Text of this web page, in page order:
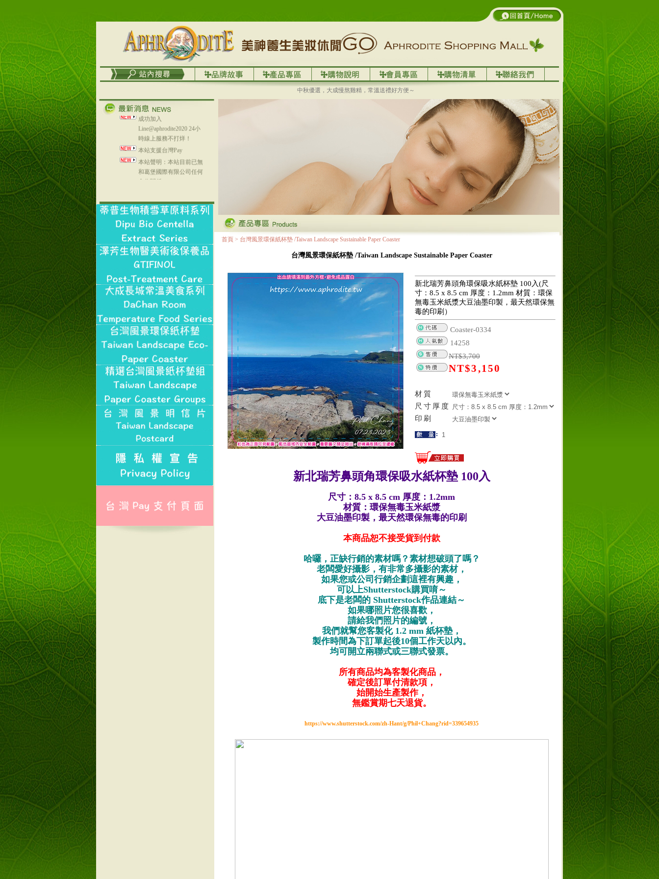
中秋優選，大成慢熬雞精，常溫送禮好方便～
列，可以郵寄至部分亞太
地區～
在外租屋者、居住處無管
理員、不方便在工作地點
取件者，歡迎多多使用
【郵局i郵箱】的服務喔～
成功加入
Line@aphrodite2020 24小
時線上服務不打烊！
本站支援台灣Pay
本站聲明：本站目前已無
和葛堡國際有限公司任何
合作關係
陆运费不限重量，调降为
NT$320(RMB￥71.00)
首頁 > 台灣風景環保紙杯墊 /Taiwan Landscape Sustainable Paper Coaster
台灣風景環保紙杯墊 /Taiwan Landscape Sustainable Paper Coaster
新北瑞芳鼻頭角環保吸水紙杯墊 100入(尺
寸：8.5 x 8.5 cm 厚度：1.2mm 材質：環保
無毒玉米紙漿大豆油墨印製，最天然環保無
毒的印刷）
Coaster-0334
14258
NT$3,700
NT$3,150
材質
尺寸厚度
印刷
新北瑞芳鼻頭角環保吸水紙杯墊 100入
尺寸：8.5 x 8.5 cm 厚度：1.2mm
材質：環保無毒玉米紙漿
大豆油墨印製，最天然環保無毒的印刷
本商品恕不接受貨到付款
哈囉，正缺行銷的素材嗎？素材想破頭了嗎？
老闆愛好攝影，有非常多攝影的素材，
如果您或公司行銷企劃這裡有興趣，
可以上Shutterstock購買唷～
底下是老闆的 Shutterstock作品連結～
如果哪照片您很喜歡，
請給我們照片的編號，
我們就幫您客製化 1.2 mm 紙杯墊，
製作時間為下訂單起後10個工作天以內。
均可開立兩聯式或三聯式發票。
所有商品均為客製化商品，
確定後訂單付清款項，
始開始生產製作，
無鑑賞期七天退貨。
https://www.shutterstock.com/zh-Hant/g/Phil+Chang?rid=339654935